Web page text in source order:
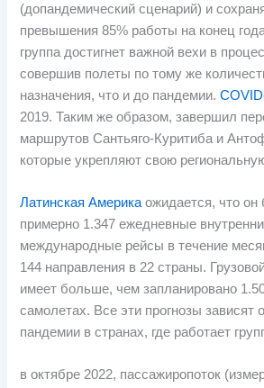
(допандемический сценарий) и
превышения 85% работы на конец
группа достигнет важной вехи в
совершив полеты по тому же
назначения, что и до пандемии.
2019. Таким же образом, завершил
маршрутов Сантьяго-Куритиба и
которые укрепляют свою
Латинская Америка ожидается, что он
примерно 1.347 ежедневные
международные рейсы в течение
144 направления в 22 страны.
имеет больше, чем запланировано
самолетах. Все эти прогнозы зависят
пандемии в странах, где работает
в октябре 2022, пассажиропоток